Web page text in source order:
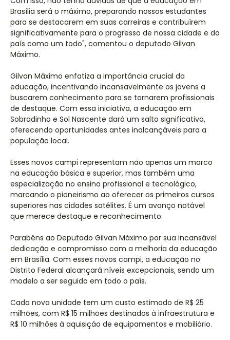
Brasília será o máximo, preparando nossos estudantes
para se destacarem em suas carreiras e contribuírem
significativamente para o progresso de nossa cidade e do
país como um todo", comentou o deputado Gilvan
Máximo.
Gilvan Máximo enfatiza a importância crucial da
educação, incentivando incansavelmente os jovens a
buscarem conhecimento para se tornarem profissionais
de destaque. Com essa iniciativa, a educação em
Sobradinho e Sol Nascente dará um salto significativo,
oferecendo oportunidades antes inalcançáveis para a
população local.
Esses novos campi representam não apenas um marco
na educação básica e superior, mas também uma
especialização no ensino profissional e tecnológico,
marcando o pioneirismo ao oferecer os primeiros cursos
superiores nas cidades satélites. É um avanço notável
que merece destaque e reconhecimento.
Parabéns ao Deputado Gilvan Máximo por sua incansável
dedicação e compromisso com a melhoria da educação
em Brasília. Com esses novos campi, a educação no
Distrito Federal alcançará níveis excepcionais, sendo um
modelo a ser seguido em todo o país.
Cada nova unidade tem um custo estimado de R$ 25
milhões, com R$ 15 milhões destinados à infraestrutura e
R$ 10 milhões à aquisição de equipamentos e mobiliário.